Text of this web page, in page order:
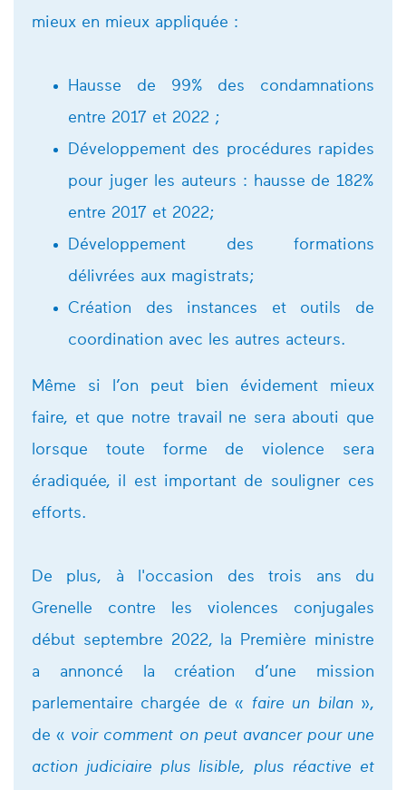
mieux en mieux appliquée :
Hausse de 99% des condamnations
entre 2017 et 2022 ;
Développement des procédures rapides
pour juger les auteurs : hausse de 182%
entre 2017 et 2022;
Développement des formations
délivrées aux magistrats;
Création des instances et outils de
coordination avec les autres acteurs.
Même si l’on peut bien évidement mieux
faire, et que notre travail ne sera abouti que
lorsque toute forme de violence sera
éradiquée, il est important de souligner ces
efforts.
De plus, à l'occasion des trois ans du
Grenelle contre les violences conjugales
début septembre 2022, la Première ministre
a annoncé la création d’une mission
parlementaire chargée de « faire un bilan»,
de « voir comment on peut avancer pour une
action judiciaire plus lisible, plus réactive et